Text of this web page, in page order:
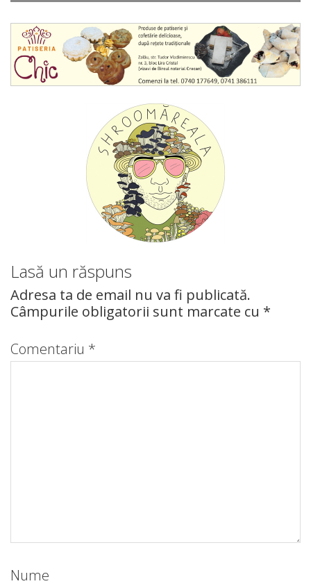
Lasă un răspuns
Adresa ta de email nu va fi publicată.
Câmpurile obligatorii sunt marcate cu *
Comentariu *
Nume